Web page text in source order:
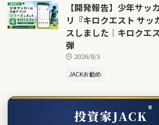
【開発報告】少年サッ
リ『キロクエスト サッ
スしました｜キロクエ
弾
2026/8/3
JACKお勧め
投資家JACK®